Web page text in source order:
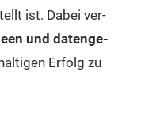
ist. Dabei ver­
und daten­ge­
Erfolg zu